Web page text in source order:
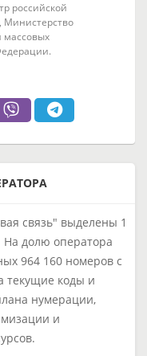
российской
Министерство
массовых
связь" выделены 1
На долю оператора
964 160 номеров с
текущие коды и
нумерации,
и